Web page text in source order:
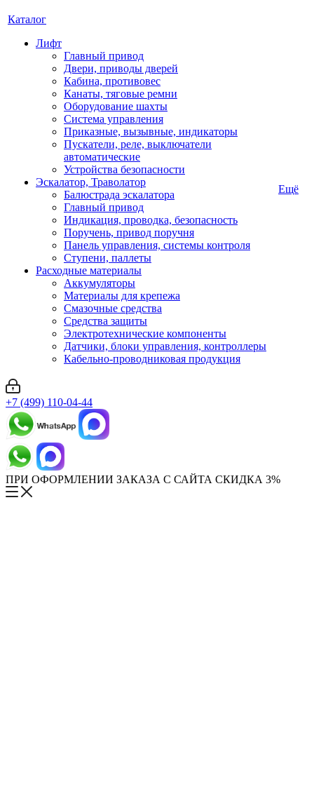
Каталог
Лифт
Главный привод
Двери, приводы дверей
Кабина, противовес
Канаты, тяговые ремни
Оборудование шахты
Система управления
Приказные, вызывные, индикаторы
Пускатели, реле, выключатели
автоматические
Устройства безопасности
Эскалатор, Траволатор
Балюстрада эскалатора
Главный привод
Индикация, проводка, безопасность
Поручень, привод поручня
Панель управления, системы контроля
Ступени, паллеты
Расходные материалы
Аккумуляторы
Материалы для крепежа
Смазочные средства
Средства защиты
Электротехнические компоненты
Датчики, блоки управления, контроллеры
Кабельно-проводниковая продукция
Ещё
+7 (499) 110-04-44
ПРИ ОФОРМЛЕНИИ ЗАКАЗА С САЙТА СКИДКА 3%